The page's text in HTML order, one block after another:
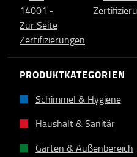
PRODUKTKATEGORIEN
Schimmel & Hygiene
Haushalt & Sanitär
Garten & Außenbereich